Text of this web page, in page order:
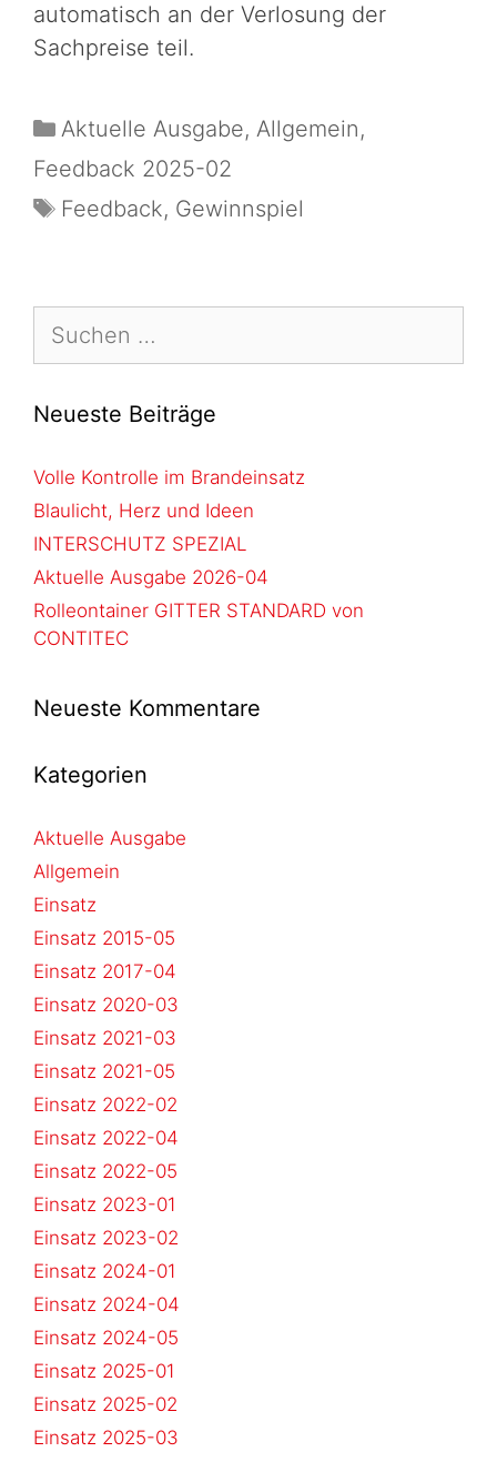
automatisch an der Verlosung der
Sachpreise teil.
Aktuelle Ausgabe, Allgemein,
Feedback 2025-02
Feedback, Gewinnspiel
Neueste Beiträge
Volle Kontrolle im Brandeinsatz
Blaulicht, Herz und Ideen
INTERSCHUTZ SPEZIAL
Aktuelle Ausgabe 2026-04
Rolleontainer GITTER STANDARD von
CONTITEC
Neueste Kommentare
Kategorien
Aktuelle Ausgabe
Allgemein
Einsatz
Einsatz 2015-05
Einsatz 2017-04
Einsatz 2020-03
Einsatz 2021-03
Einsatz 2021-05
Einsatz 2022-02
Einsatz 2022-04
Einsatz 2022-05
Einsatz 2023-01
Einsatz 2023-02
Einsatz 2024-01
Einsatz 2024-04
Einsatz 2024-05
Einsatz 2025-01
Einsatz 2025-02
Einsatz 2025-03